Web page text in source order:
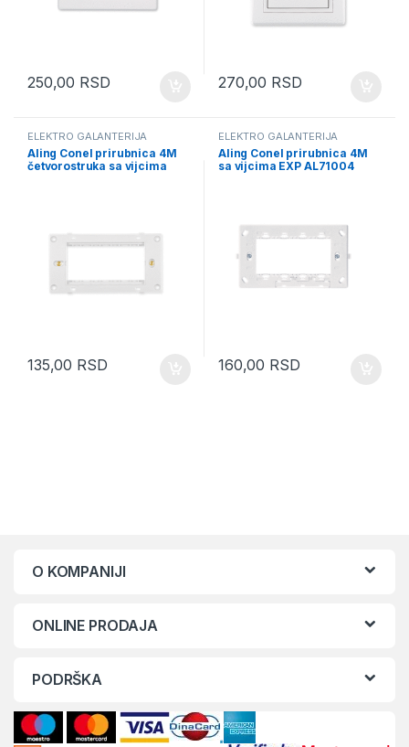
250,00 RSD 270,00 RSD
ELEKTRO GALANTERIJA
Aling Conel prirubnica 4M
četvorostruka sa vijcima
135,00 RSD
ELEKTRO GALANTERIJA
Aling Conel prirubnica 4M
sa vijcima EXP AL71004
160,00 RSD
O KOMPANIJI
ONLINE PRODAJA
PODRŠKA